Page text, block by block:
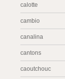
calotte
cambio
canalina
cantons
caoutchouc